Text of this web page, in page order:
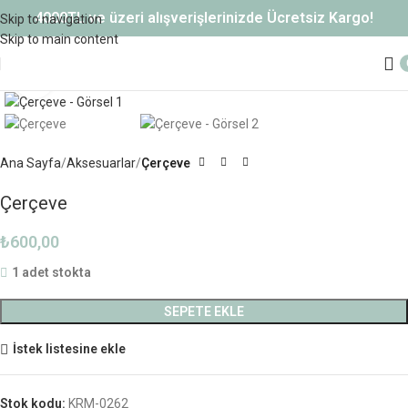
Skip to navigation
Skip to main content
4000TL ve üzeri alışverişlerinizde Ücretsiz Kargo!
Ana Sayfa Aksesuarlar Çerçeve
Çerçeve
₺600,00
1 adet stokta
SEPETE EKLE
İstek listesine ekle
Stok kodu: KRM-0262